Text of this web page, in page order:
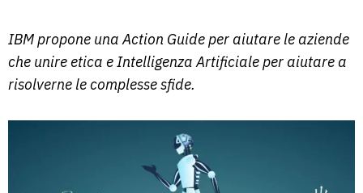
IBM propone una Action Guide per aiutare le aziende
che unire etica e Intelligenza Artificiale per aiutare a
risolverne le complesse sfide.